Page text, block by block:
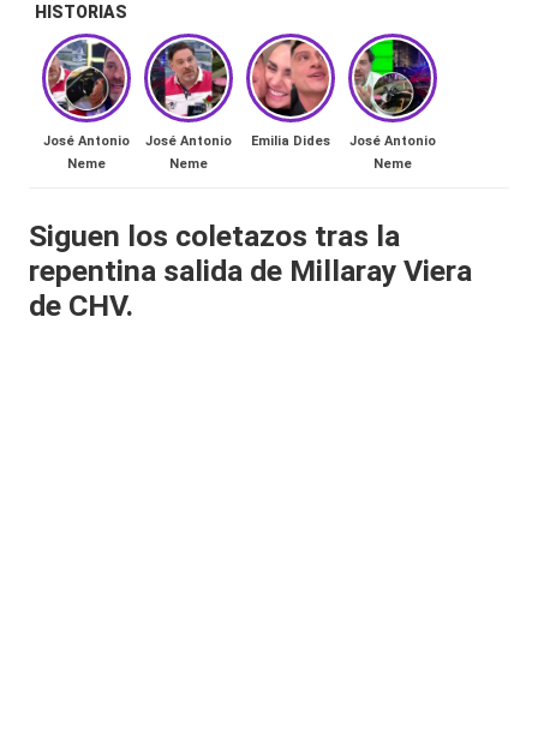
R
e
al
s,
T
lacvc.com
HISTORIAS
José Antonio
Neme
José Antonio
Neme
Emilia Dides
José Antonio
Neme
Siguen los coletazos tras la
repentina salida de Millaray Viera
de CHV.